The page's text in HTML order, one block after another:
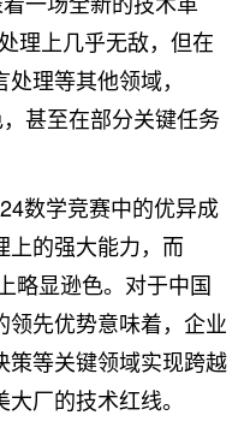
理上几乎无敌，但在
理等其他领域，
甚至在部分关键任务
数学竞赛中的优异成
上的强大能力，而
略显逊色。对于中国
先优势意味着，企业
策等关键领域实现跨越
厂的技术红线。